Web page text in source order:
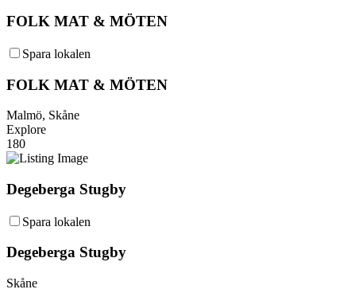
FOLK MAT & MÖTEN
Spara lokalen
FOLK MAT & MÖTEN
Malmö, Skåne
Explore
180
Degeberga Stugby
Spara lokalen
Degeberga Stugby
Skåne